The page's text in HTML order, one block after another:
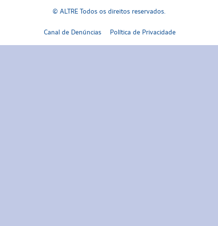
© ALTRE Todos os direitos reservados.
Canal de Denúncias Política de Privacidade